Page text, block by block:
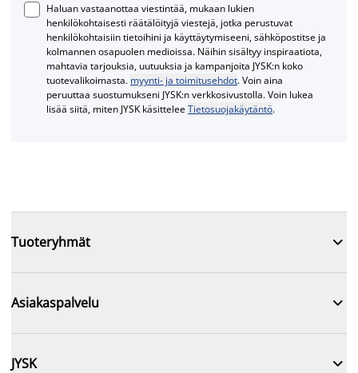
Haluan vastaanottaa viestintää, mukaan lukien
henkilökohtaisesti räätälöityjä viestejä, jotka perustuvat
henkilökohtaisiin tietoihini ja käyttäytymiseeni, sähköpostitse ja
kolmannen osapuolen medioissa. Näihin sisältyy inspiraatiota,
mahtavia tarjouksia, uutuuksia ja kampanjoita JYSK:n koko
tuotevalikoimasta. myynti- ja toimitusehdot. Voin aina
peruuttaa suostumukseni JYSK:n verkkosivustolla. Voin lukea
lisää siitä, miten JYSK käsitteleeTietosuojakäytäntö.
Tuoteryhmät 
Asiakaspalvelu 
JYSK 